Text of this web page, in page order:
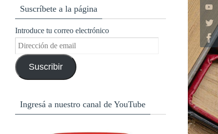
Suscríbete a la página
Introduce tu correo electrónico
Dirección
de
emailSuscribir
Ingresá a nuestro canal de YouTube